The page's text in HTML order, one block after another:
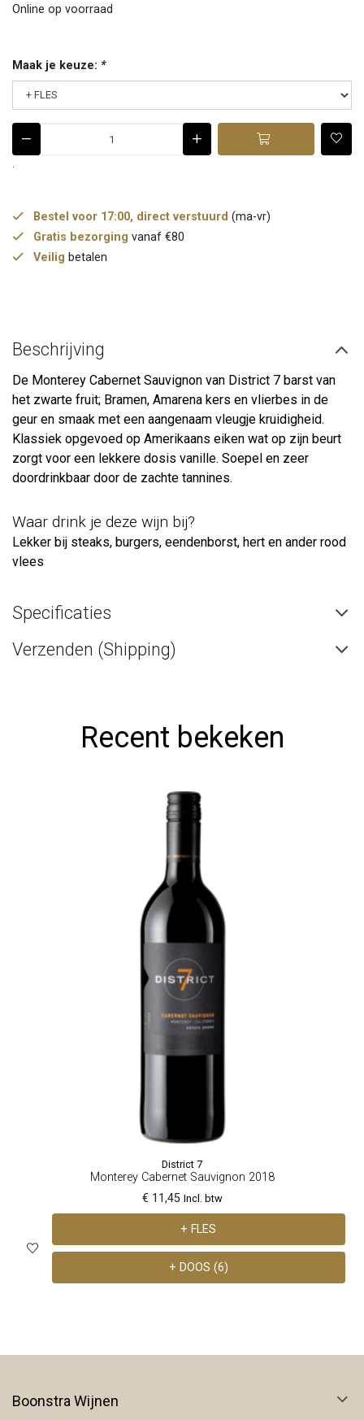
Online op voorraad
Maak je keuze: *
.
Bestel voor 17:00, direct verstuurd (ma-vr)
Gratis bezorging vanaf €80
Veilig betalen
Beschrijving
De Monterey Cabernet Sauvignon van District 7 barst van
het zwarte fruit; Bramen, Amarena kers en vlierbes in de
geur en smaak met een aangenaam vleugje kruidigheid.
Klassiek opgevoed op Amerikaans eiken wat op zijn beurt
zorgt voor een lekkere dosis vanille. Soepel en zeer
doordrinkbaar door de zachte tannines.
Waar drink je deze wijn bij?
Lekker bij steaks, burgers, eendenborst, hert en ander rood
vlees
Specificaties
Verzenden (Shipping)
Recent bekeken
District 7
Monterey Cabernet Sauvignon 2018
€ 11,45 Incl. btw
+ FLES
+ DOOS (6)
Boonstra Wijnen